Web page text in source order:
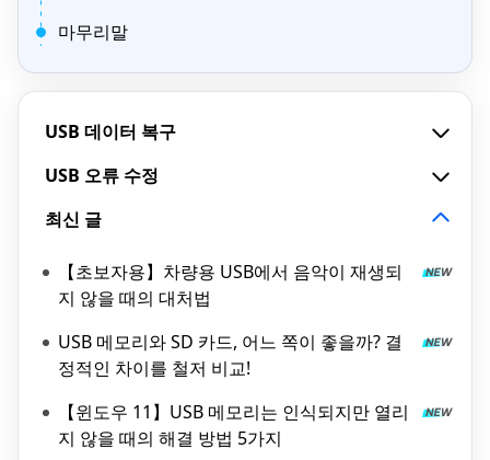
마무리말
USB 데이터 복구
USB 오류 수정
최신 글
【초보자용】차량용 USB에서 음악이 재생되
지 않을 때의 대처법
USB 메모리와 SD 카드, 어느 쪽이 좋을까? 결
정적인 차이를 철저 비교!
【윈도우 11】USB 메모리는 인식되지만 열리
지 않을 때의 해결 방법 5가지